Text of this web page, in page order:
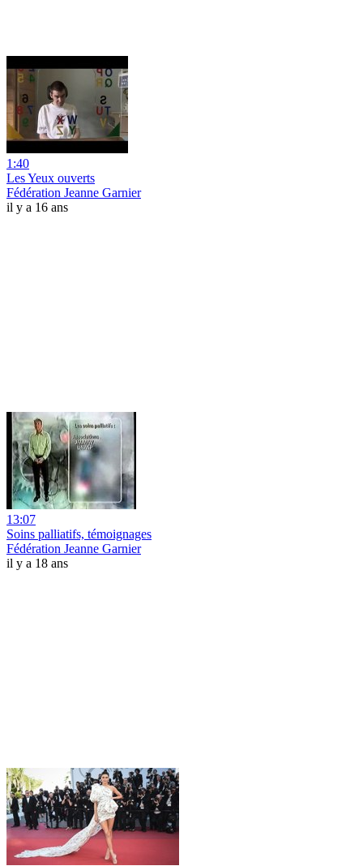
1:40
Les Yeux ouverts
Fédération Jeanne Garnier
il y a 16 ans
13:07
Soins palliatifs, témoignages
Fédération Jeanne Garnier
il y a 18 ans